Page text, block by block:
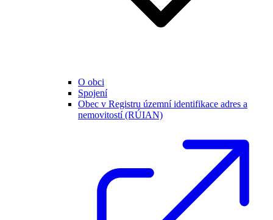
O obci
Spojení
Obec v Registru územní identifikace adres a
nemovitostí (RÚIAN)